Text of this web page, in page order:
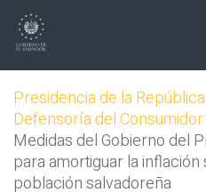
Presidencia de la
Defensoría del Consumidor
Medidas del Gobierno del
para amortiguar la
población salvadoreña